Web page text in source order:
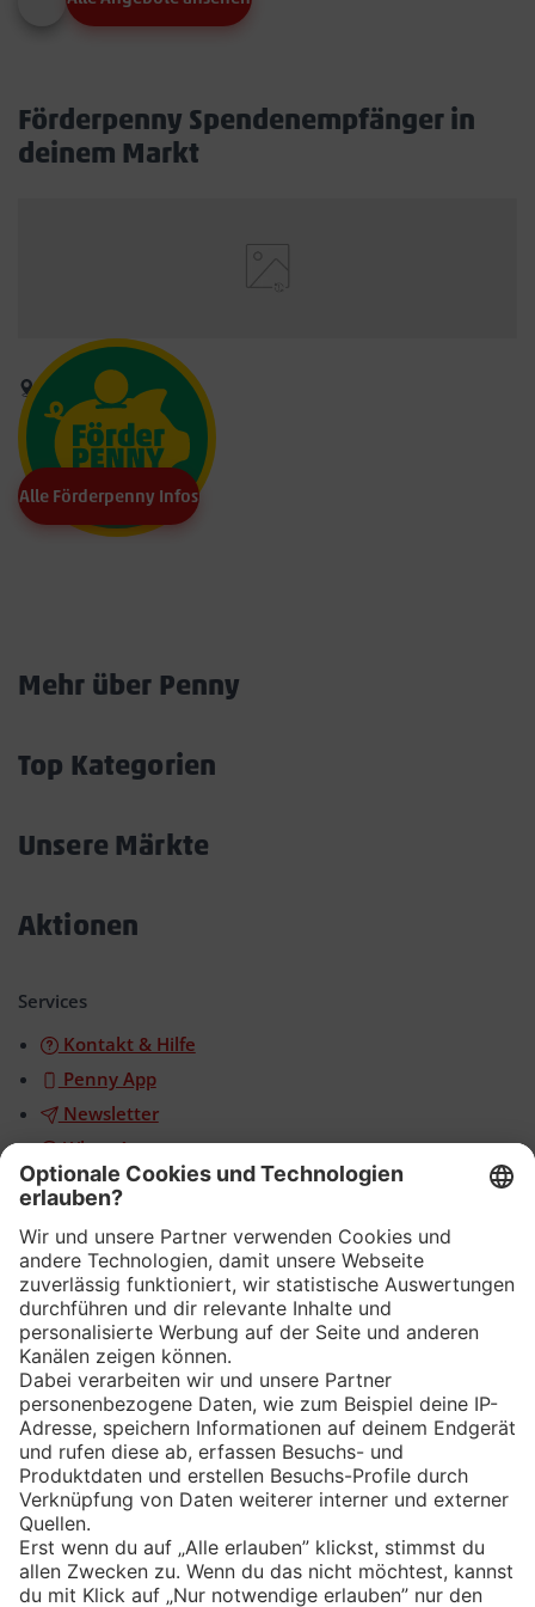
Förderpenny Spendenempfänger in
deinem Markt
Alle Förderpenny Infos
Mehr über Penny
Top Kategorien
Unsere Märkte
Aktionen
Services
Kontakt & Hilfe
Penny App
Newsletter
WhatsApp
App
Eishockey